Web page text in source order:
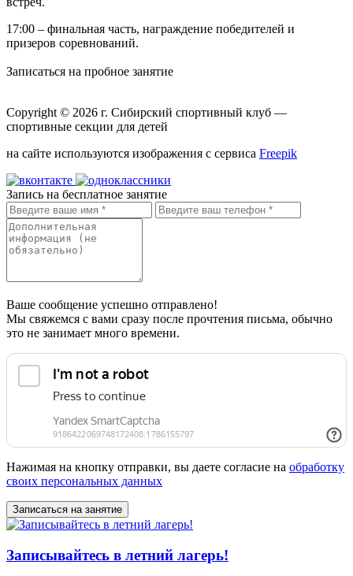
17:00 – финальная часть, награждение победителей и
призеров соревнований.
Записаться на пробное занятие
Copyright © 2026 г. Сибирский спортивный клуб —
спортивные секции для детей
на сайте используются изображения с сервиса Freepik
Запись на бесплатное занятие
Ваше сообщение успешно отправлено!
Мы свяжемся с вами сразу после прочтения письма, обычно
это не занимает много времени.
Нажимая на кнопку отправки, вы даете согласие на обработку
своих персональных данных
Записывайтесь в летний лагерь!